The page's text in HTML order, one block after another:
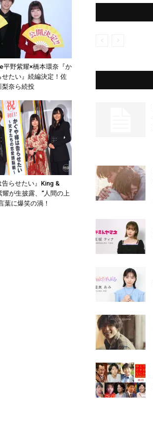
平野紫耀×橋本環奈『か
せたい』続編決定！佐
梨奈ら続投
告らせたい』King &
が生披露、“人間の上
葉に爆笑の渦！